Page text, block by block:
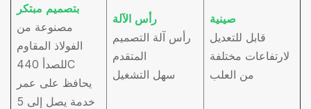
بتصميم مبتكر
مصنوعة من
الفولاذ المقاوم
للصدأ 440C
يحافظ على عمر
خدمة يصل إلى 5
رأس الآلة
رأس آلة التصميم
المتقدم
سهل التشغيل
صينية
قابل للتعديل
لارتفاعات مختلفة
من العلب